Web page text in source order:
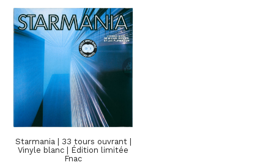
Starmania | 33 tours ouvrant |
Vinyle blanc | Édition limitée
Fnac